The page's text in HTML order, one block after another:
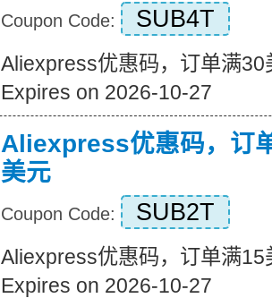
Coupon Code: SUB4T
Aliexpress优惠码，订单满30
Expires on 2026-10-27
Aliexpress优惠码，订
美元
Coupon Code: SUB2T
Aliexpress优惠码，订单满15
Expires on 2026-10-27